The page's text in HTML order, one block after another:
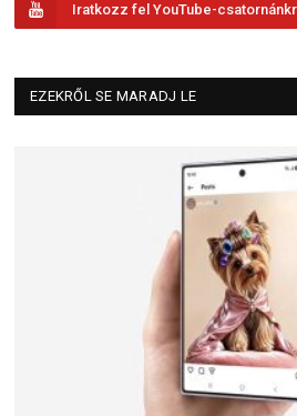
Iratkozz fel YouTube-
EZEKRŐL SE MARADJ LE